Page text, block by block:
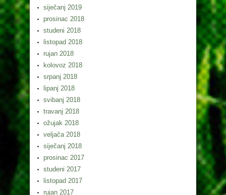
siječanj 2019
prosinac 2018
studeni 2018
listopad 2018
rujan 2018
kolovoz 2018
srpanj 2018
lipanj 2018
svibanj 2018
travanj 2018
ožujak 2018
veljača 2018
siječanj 2018
prosinac 2017
studeni 2017
listopad 2017
rujan 2017